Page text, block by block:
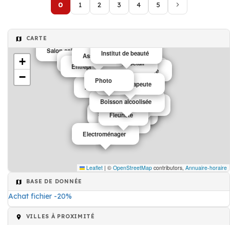
0 1 2 3 4 5
CARTE
Salon de coiffure
Salon de coiffure
Salon coiffure Esthetique Visagiste
Credit
Discothèque
Salon de coiffure
Electroménager
Epicerie
Fleuriste
Assurance
Assurance
Salon de coiffure
Boisson alcoolisée
Entreprise de nettoyage
Transport bétail
kinésithérapeute
AssuranceInstitut de beauté
Photo
+
−
Leaflet | © OpenStreetMap contributors, Annuaire-horaire
BASE DE DONNÉE
Achat fichier -20%
VILLES À PROXIMITÉ